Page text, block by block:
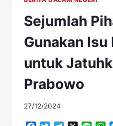
Sejumlah
Gunakan Isu
untuk
Prabowo
27/12/2024